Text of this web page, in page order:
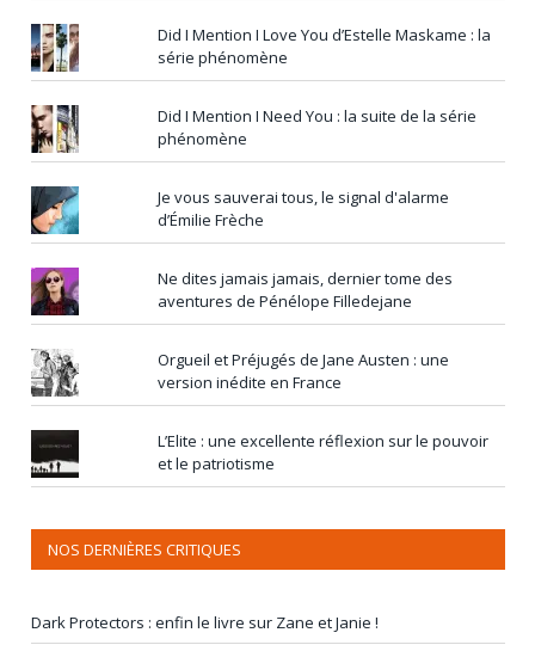
Did I Mention I Love You d’Estelle Maskame : la
série phénomène
Did I Mention I Need You : la suite de la série
phénomène
Je vous sauverai tous, le signal d'alarme
d’Émilie Frèche
Ne dites jamais jamais, dernier tome des
aventures de Pénélope Filledejane
Orgueil et Préjugés de Jane Austen : une
version inédite en France
L’Elite : une excellente réflexion sur le pouvoir
et le patriotisme
NOS DERNIÈRES CRITIQUES
Dark Protectors : enfin le livre sur Zane et Janie !